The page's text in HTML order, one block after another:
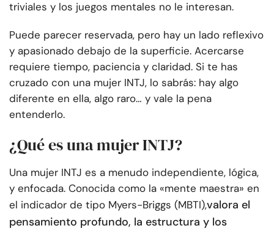
triviales y los juegos mentales no le interesan.
Puede parecer reservada, pero hay un lado reflexivo
y apasionado debajo de la superficie. Acercarse
requiere tiempo, paciencia y claridad. Si te has
cruzado con una mujer INTJ, lo sabrás: hay algo
diferente en ella, algo raro… y vale la pena
entenderlo.
¿Qué es una mujer INTJ?
Una mujer INTJ es a menudo independiente, lógica,
y enfocada. Conocida como la «mente maestra» en
el indicador de tipo Myers-Briggs (MBTI),valora el
pensamiento profundo, la estructura y los